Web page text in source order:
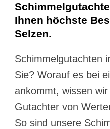
Ihnen höchste
Selzen.
Schimmelgutachten
Sie? Worauf es bei
ankommt, wissen
Gutachter von
So sind unsere